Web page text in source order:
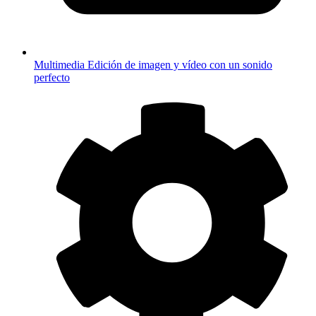
Multimedia Edición de imagen y vídeo con un sonido
perfecto